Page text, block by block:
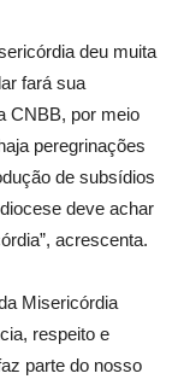
deu muita
fará sua
CNBB, por meio
peregrinações
de subsídios
deve achar
acrescenta.
Misericórdia
respeito e
parte do nosso